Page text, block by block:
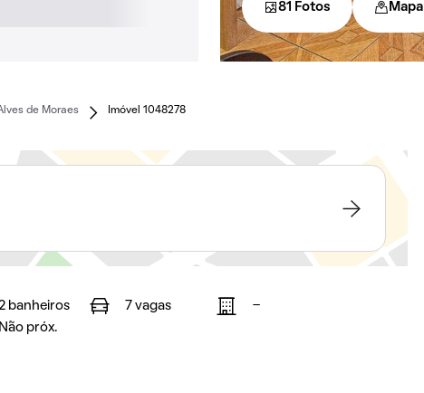
81 Fotos Mapa
de Moraes Imóvel 1048278
banheiros 7 vagas
-
Não próx.